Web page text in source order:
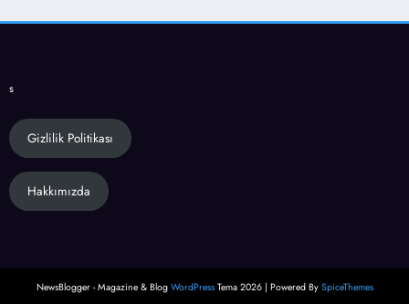
s
Gizlilik Politikası
Hakkımızda
NewsBlogger - Magazine & Blog WordPressTema 2026 | Powered By SpiceThemes